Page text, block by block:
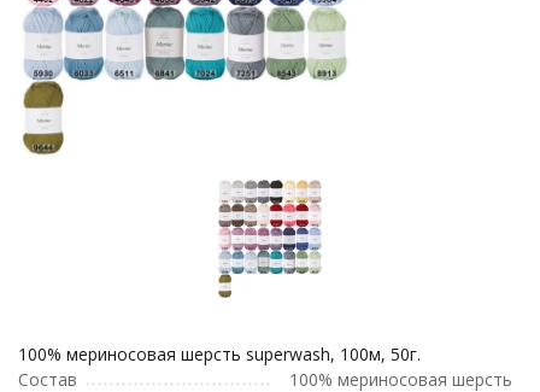
100% мериносовая шерсть superwash, 100м, 50г.
Состав
100% мериносовая шерсть